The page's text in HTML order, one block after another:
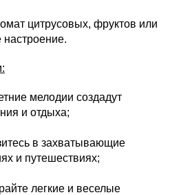
цитрусовых, фруктов или
настроение.
мелодии создадут
и отдыха;
в захватывающие
и путешествиях;
легкие и веселые